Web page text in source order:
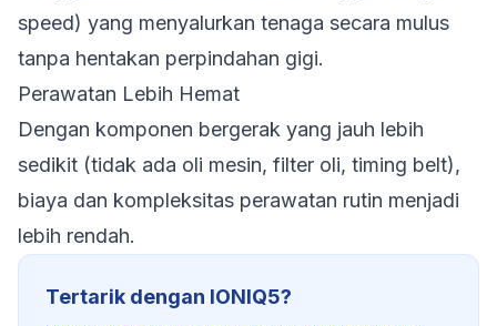
speed) yang menyalurkan tenaga secara mulus
tanpa hentakan perpindahan gigi.
Perawatan Lebih Hemat
Dengan komponen bergerak yang jauh lebih
sedikit (tidak ada oli mesin, filter oli, timing belt),
biaya dan kompleksitas perawatan rutin menjadi
lebih rendah.
Tertarik dengan IONIQ5?